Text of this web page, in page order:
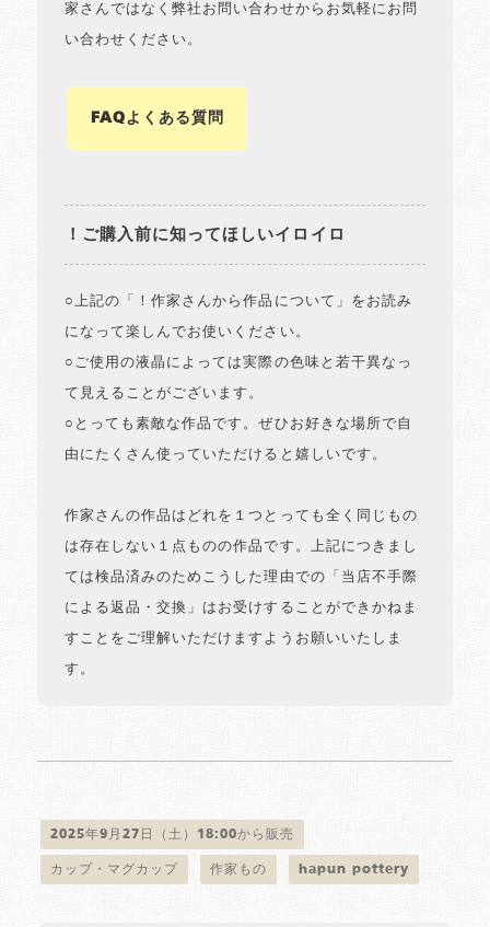
家さんではなく弊社お問い合わせからお気軽にお問
い合わせください。
FAQよくある質問
！ご購入前に知ってほしいイロイロ
○上記の「！作家さんから作品について」をお読み
になって楽しんでお使いください。
○ご使用の液晶によっては実際の色味と若干異なっ
て見えることがございます。
○とっても素敵な作品です。ぜひお好きな場所で自
由にたくさん使っていただけると嬉しいです。
作家さんの作品はどれを１つとっても全く同じもの
は存在しない１点ものの作品です。上記につきまし
ては検品済みのためこうした理由での「当店不手際
による返品・交換」はお受けすることができかねま
すことをご理解いただけますようお願いいたしま
す。
2025年9月27日（土）18:00から販売
カップ・マグカップ 作家もの hapun pottery